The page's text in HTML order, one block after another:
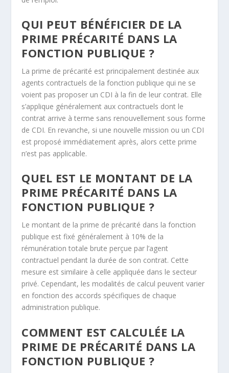
QUI PEUT BÉNÉFICIER DE LA
PRIME PRÉCARITÉ DANS LA
FONCTION PUBLIQUE ?
La prime de précarité est principalement destinée aux
agents contractuels de la fonction publique qui ne se
voient pas proposer un CDI à la fin de leur contrat. Elle
s’applique généralement aux contractuels dont le
contrat arrive à terme sans renouvellement sous forme
de CDI. En revanche, si une nouvelle mission ou un CDI
est proposé immédiatement après, alors cette prime
n’est pas applicable.
QUEL EST LE MONTANT DE LA
PRIME PRÉCARITÉ DANS LA
FONCTION PUBLIQUE ?
Le montant de la prime de précarité dans la fonction
publique est fixé généralement à 10% de la
rémunération totale brute perçue par l’agent
contractuel pendant la durée de son contrat. Cette
mesure est similaire à celle appliquée dans le secteur
privé. Cependant, les modalités de calcul peuvent varier
en fonction des accords spécifiques de chaque
administration publique.
COMMENT EST CALCULÉE LA
PRIME DE PRÉCARITÉ DANS LA
FONCTION PUBLIQUE ?